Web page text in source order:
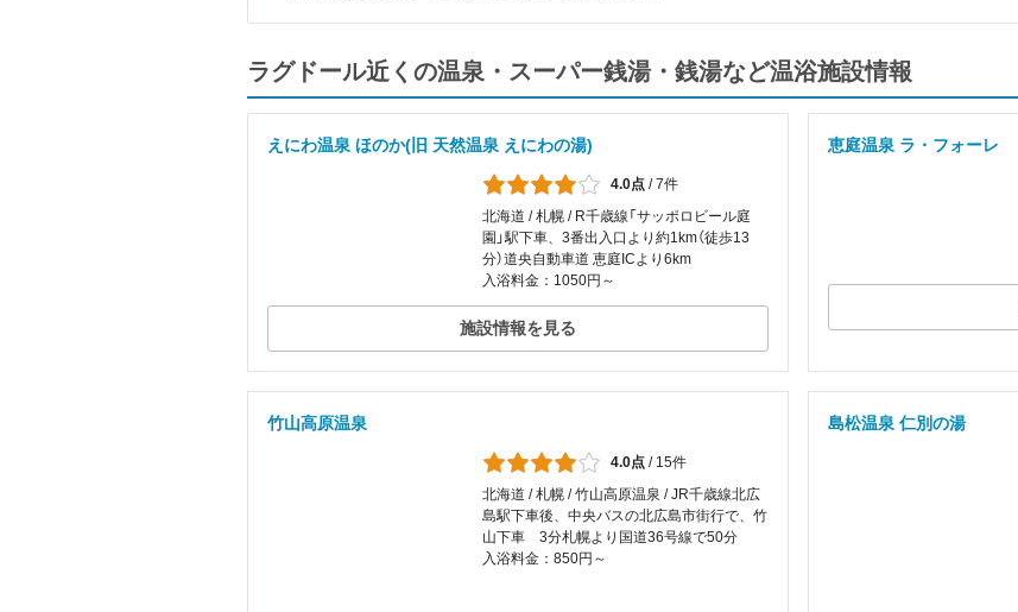
ラグドール近くの温泉・スーパー銭湯・銭湯など温浴施設情報
えにわ温泉 ほのか(旧 天然温泉 えにわの湯)
4.0点 /7件
北海道 / 札幌 / R千歳線「サッポロビール庭
園」駅下車、3番出入口より約1km（徒歩13
分）道央自動車道 恵庭ICより6km
入浴料金：1050円～
施設情報を見る
恵庭温泉 ラ・フォーレ
竹山高原温泉
4.0点 / 15件
北海道 / 札幌 / 竹山高原温泉 / JR千歳線北広
島駅下車後、中央バスの北広島市街行で、竹
山下車 3分札幌より国道36号線で50分
入浴料金：850円～
島松温泉 仁別の湯